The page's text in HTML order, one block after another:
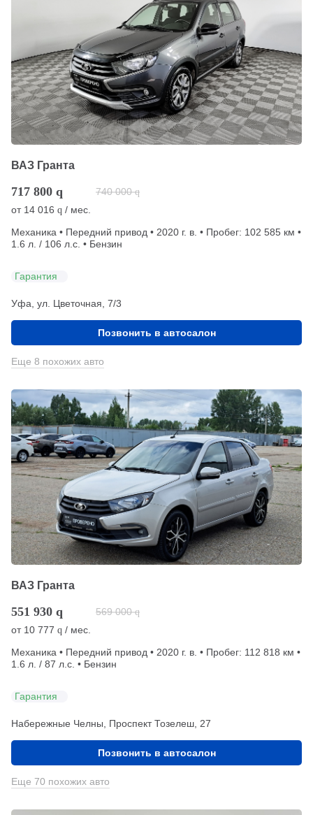
ВАЗ Гранта
717 800 q 740 000 q
от 14 016 q / мес.
Механика • Передний привод • 2020 г. в. • Пробег: 102 585 км •
1.6 л. / 106 л.с. • Бензин
Гарантия
Уфа, ул. Цветочная, 7/3
Позвонить в автосалон
Еще 8 похожих авто
ВАЗ Гранта
551 930 q 569 000 q
от 10 777 q / мес.
Механика • Передний привод • 2020 г. в. • Пробег: 112 818 км •
1.6 л. / 87 л.с. • Бензин
Гарантия
Набережные Челны, Проспект Тозелеш, 27
Позвонить в автосалон
Еще 70 похожих авто